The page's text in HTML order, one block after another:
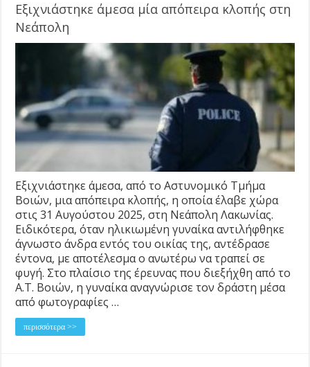
Εξιχνιάστηκε άμεσα μία απόπειρα κλοπής στη
Νεάπολη
Εξιχνιάστηκε άμεσα, από το Αστυνομικό Τμήμα
Βοιών, μια απόπειρα κλοπής, η οποία έλαβε χώρα
στις 31 Αυγούστου 2025, στη Νεάπολη Λακωνίας.
Ειδικότερα, όταν ηλικιωμένη γυναίκα αντιλήφθηκε
άγνωστο άνδρα εντός του οικίας της, αντέδρασε
έντονα, με αποτέλεσμα ο ανωτέρω να τραπεί σε
φυγή. Στο πλαίσιο της έρευνας που διεξήχθη από το
Α.Τ. Βοιών, η γυναίκα αναγνώρισε τον δράστη μέσα
από φωτογραφίες …
περισσότερα >>